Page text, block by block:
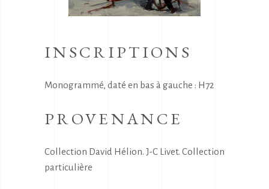
INSCRIPTIONS
Monogrammé, daté en bas à gauche : H72
PROVENANCE
Collection David Hélion. J-C Livet. Collection
particulière